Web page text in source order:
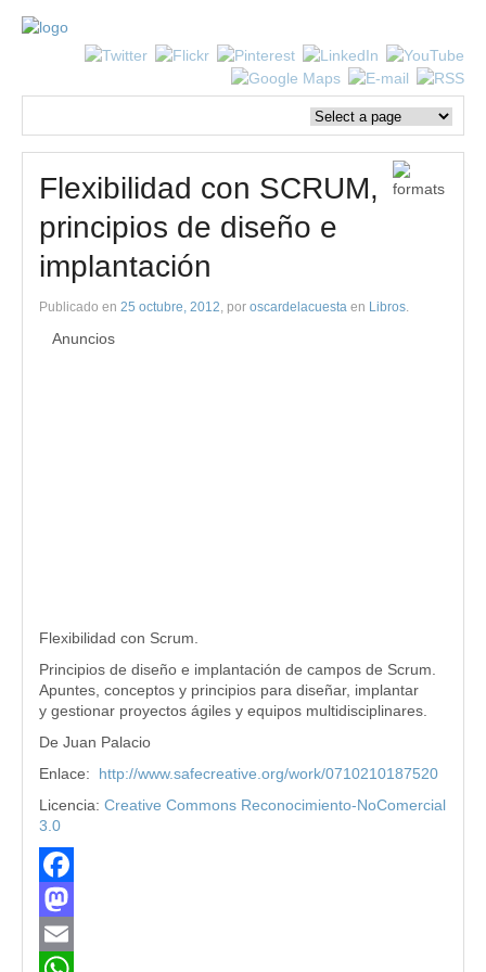
Flexibilidad con SCRUM,
principios de diseño e
implantación
Publicado en 25 octubre, 2012, por oscardelacuesta en Libros.
Anuncios
Flexibilidad con Scrum.
Principios de diseño e implantación de campos de Scrum.
Apuntes, conceptos y principios para diseñar, implantar
y gestionar proyectos ágiles y equipos multidisciplinares.
De Juan Palacio
Enlace: http://www.safecreative.org/work/0710210187520
Licencia: Creative Commons Reconocimiento-NoComercial
3.0
Facebook
Mastodon